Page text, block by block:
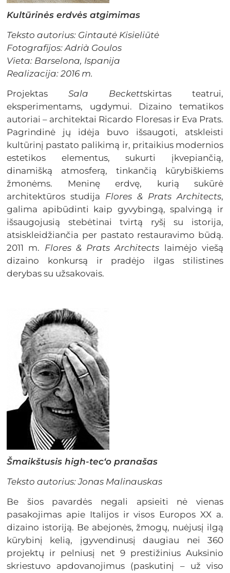
Kultūrinės erdvės atgimimas
Teksto autorius: Gintautė Kisieliūtė
Fotografijos: Adrià Goulos
Vieta: Barselona, Ispanija
Realizacija: 2016 m.
Projektas Sala Beckettskirtas teatrui,
eksperimentams, ugdymui. Dizaino tematikos
autoriai – architektai Ricardo Floresas ir Eva Prats.
Pagrindinė jų idėja buvo išsaugoti, atskleisti
kultūrinį pastato palikimą ir, pritaikius modernios
estetikos elementus, sukurti įkvepiančią,
dinamišką atmosferą, tinkančią kūrybiškiems
žmonėms. Meninę erdvę, kurią sukūrė
architektūros studija Flores & Prats Architects,
galima apibūdinti kaip gyvybingą, spalvingą ir
išsaugojusią stebėtinai tvirtą ryšį su istorija,
atsiskleidžiančia per pastato restauravimo būdą.
2011 m. Flores & Prats Architects laimėjo viešą
dizaino konkursą ir pradėjo ilgas stilistines
derybas su užsakovais.
Šmaikštusis high-tec‘o pranašas
Teksto autorius: Jonas Malinauskas
Be šios pavardės negali apsieiti nė vienas
pasakojimas apie Italijos ir visos Europos XX a.
dizaino istoriją. Be abejonės, žmogų, nuėjusį ilgą
kūrybinį kelią, įgyvendinusį daugiau nei 360
projektų ir pelniusį net 9 prestižinius Auksinio
skriestuvo apdovanojimus (paskutinį – už viso